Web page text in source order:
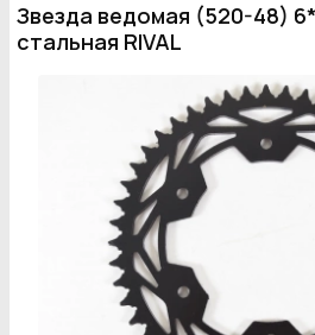
Звезда ведомая (520-48)
стальная RIVAL